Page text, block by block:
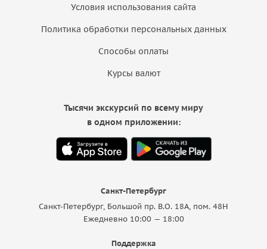
Условия использования сайта
Политика обработки персональных данных
Способы оплаты
Курсы валют
Санкт-Петербург
Санкт-Петербург, Большой пр. В.О. 18A, пом. 48Н
Ежедневно 10:00 — 18:00
Поддержка
Тысячи экскурсий по всему миру
в одном приложении: